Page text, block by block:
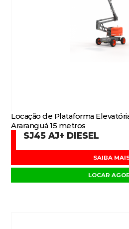
Locação de Plataforma
Araranguá 15 metros
SJ45 AJ+ DIESEL
SAIBA
LOCAR